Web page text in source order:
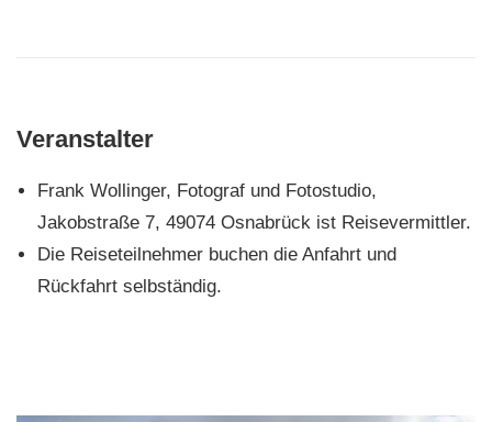
Veranstalter
Frank Wollinger, Fotograf und Fotostudio,
Jakobstraße 7, 49074 Osnabrück ist Reisevermittler.
Die Reiseteilnehmer buchen die Anfahrt und
Rückfahrt selbständig.